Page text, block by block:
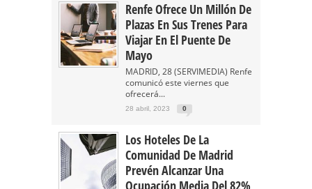
Renfe Ofrece Un Millón De
Plazas En Sus Trenes Para
Viajar En El Puente De
Mayo
MADRID, 28 (SERVIMEDIA) Renfe
comunicó este viernes que
ofrecerá...
28 abril, 2023 0
Los Hoteles De La
Comunidad De Madrid
Prevén Alcanzar Una
Ocupación Media Del 82%